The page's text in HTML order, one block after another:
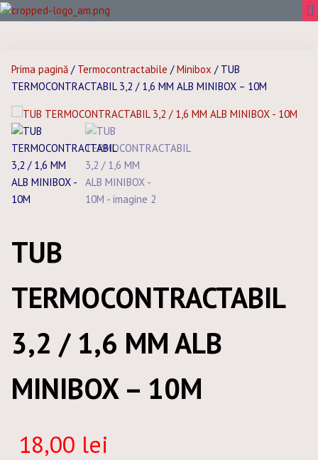
Prima pagină / Termocontractabile /Minibox / TUB
TERMOCONTRACTABIL 3,2 / 1,6 MM ALB MINIBOX – 10M
TUB
TERMOCONTRACTABIL
3,2 / 1,6 MM ALB
MINIBOX – 10M
18,00 lei